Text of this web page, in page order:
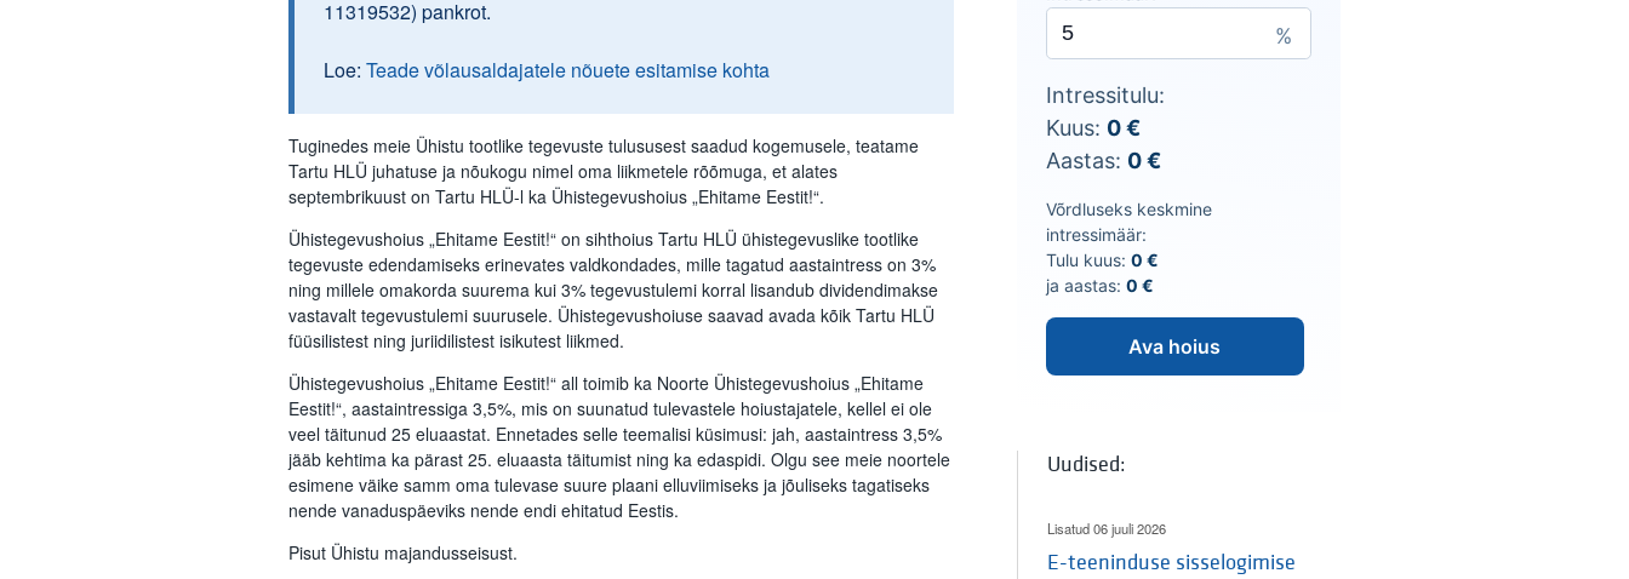
11319532) pankrot.
Loe: Teade võlausaldajatele nõuete esitamise kohta
Tuginedes meie Ühistu tootlike tegevuste tulususest saadud kogemusele, teatame
Tartu HLÜ juhatuse ja nõukogu nimel oma liikmetele rõõmuga, et alates
septembrikuust on Tartu HLÜ-l ka Ühistegevushoius „Ehitame Eestit!“.
Ühistegevushoius „Ehitame Eestit!“ on sihthoius Tartu HLÜ ühistegevuslike tootlike
tegevuste edendamiseks erinevates valdkondades, mille tagatud aastaintress on 3%
ning millele omakorda suurema kui 3% tegevustulemi korral lisandub dividendimakse
vastavalt tegevustulemi suurusele. Ühistegevushoiuse saavad avada kõik Tartu HLÜ
füüsilistest ning juriidilistest isikutest liikmed.
Ühistegevushoius „Ehitame Eestit!“ all toimib ka Noorte Ühistegevushoius „Ehitame
Eestit!“, aastaintressiga 3,5%, mis on suunatud tulevastele hoiustajatele, kellel ei ole
veel täitunud 25 eluaastat. Ennetades selle teemalisi küsimusi: jah, aastaintress 3,5%
jääb kehtima ka pärast 25. eluaasta täitumist ning ka edaspidi. Olgu see meie noortele
esimene väike samm oma tulevase suure plaani elluviimiseks ja jõuliseks tagatiseks
nende vanaduspäeviks nende endi ehitatud Eestis.
Pisut Ühistu majandusseisust.
Intressitulu:
Kuus: 0€
Aastas: 0€
Võrdluseks keskmine
intressimäär:
Tulu kuus:0 €
ja aastas:0 €
Ava hoius
Uudised:
Lisatud 06 juuli 2026
E-teeninduse sisselogimise